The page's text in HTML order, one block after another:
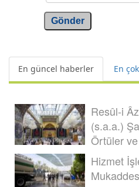
Gönder
En güncel haberler En
Resûl-i
(s.a.a.)
Örtüler
Hizmet